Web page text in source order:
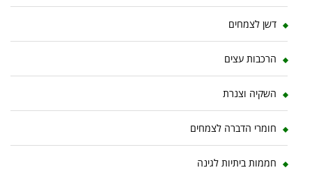
דשן לצמחים
הרכבות עצים
השקיה וצנרת
חומרי הדברה לצמחים
חממות ביתיות לגינה